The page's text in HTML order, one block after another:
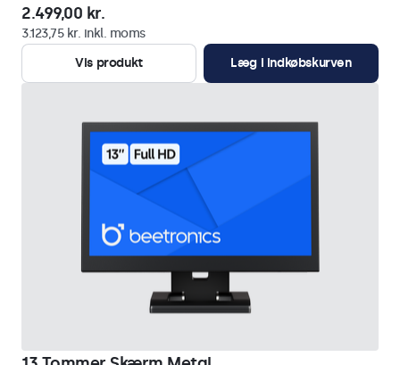
2.499,00 kr.
3.123,75 kr. inkl. moms
Vis produkt
Læg i indkøbskurven